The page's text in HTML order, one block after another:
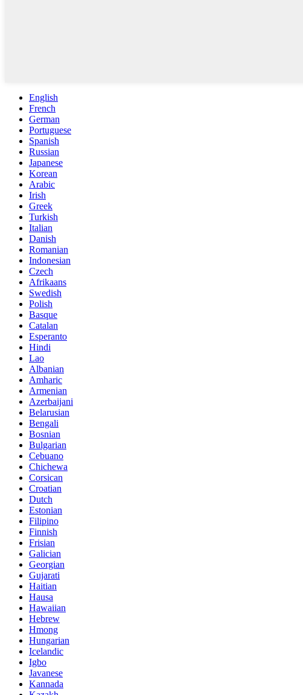
English
French
German
Portuguese
Spanish
Russian
Japanese
Korean
Arabic
Irish
Greek
Turkish
Italian
Danish
Romanian
Indonesian
Czech
Afrikaans
Swedish
Polish
Basque
Catalan
Esperanto
Hindi
Lao
Albanian
Amharic
Armenian
Azerbaijani
Belarusian
Bengali
Bosnian
Bulgarian
Cebuano
Chichewa
Corsican
Croatian
Dutch
Estonian
Filipino
Finnish
Frisian
Galician
Georgian
Gujarati
Haitian
Hausa
Hawaiian
Hebrew
Hmong
Hungarian
Icelandic
Igbo
Javanese
Kannada